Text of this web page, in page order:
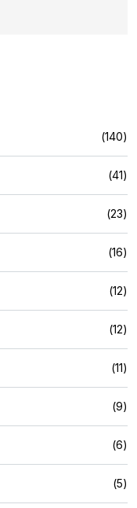
(140)
(41)
(23)
(16)
(12)
(12)
(11)
(9)
(6)
(5)